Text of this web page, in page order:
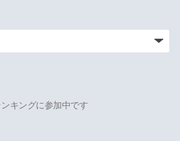
キングに参加中です